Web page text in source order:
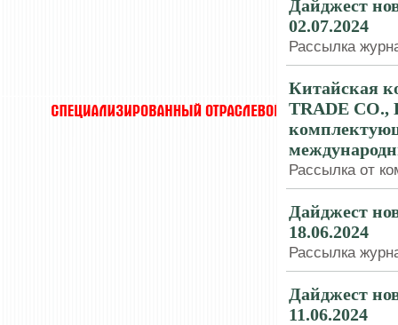
Дайджест
02.07.2024
Рассылка
Китайская
TRADE CO.,
Рассылка от
Дайджест
18.06.2024
Рассылка
Дайджест
11.06.2024